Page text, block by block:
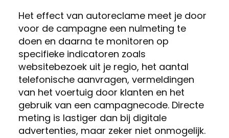
Het effect van autoreclame meet je door
voor de campagne een nulmeting te
doen en daarna te monitoren op
specifieke indicatoren zoals
websitebezoek uit je regio, het aantal
telefonische aanvragen, vermeldingen
van het voertuig door klanten en het
gebruik van een campagnecode. Directe
meting is lastiger dan bij digitale
advertenties, maar zeker niet onmogelijk.